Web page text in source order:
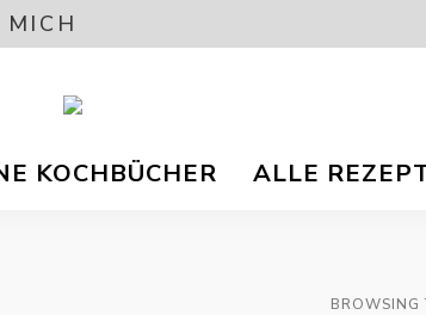
MICH
Anna
/
Veganer
KOCHBÜCHER ALLE
BROWSING